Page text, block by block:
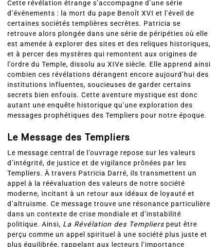
d’événements : la mort du pape Benoît XVI et l’éveil de
certaines sociétés templières secrètes. Patricia se
retrouve alors plongée dans une série de péripéties où elle
est amenée à explorer des sites et des reliques historiques,
et à percer des mystères qui remontent aux origines de
l’ordre du Temple, dissolu au XIVe siècle. Elle apprend ainsi
combien ces révélations dérangent encore aujourd’hui des
institutions influentes, soucieuses de garder certains
secrets bien enfouis. Cette aventure mystique est donc
autant une enquête historique qu’une exploration des
messages prophétiques des Templiers pour notre époque.
Le Message des Templiers
d’intégrité, de justice et de vigilance prônées par les
Templiers. À travers Patricia Darré, ils transmettent un
appel à la réévaluation des valeurs de notre société
moderne, incitant à un retour aux idéaux de loyauté et
d’altruisme. Ce message trouve une résonance particulière
dans un contexte de crise mondiale et d’instabilité
politique. Ainsi,La Révélation des Templierspeut être
perçu comme un appel spirituel à une société plus juste et
plus équilibrée, rappelant aux lecteurs l’importance